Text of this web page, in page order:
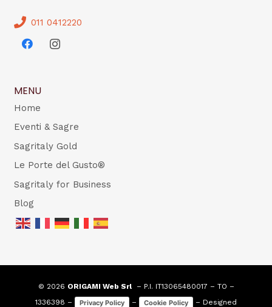
011 0412220
MENU
Home
Eventi & Sagre
Sagritaly Gold
Le Porte del Gusto®
Sagritaly for Business
Blog
© 2026 ORIGAMI Web Srl– P.I. IT13065480017 – TO –
1336398 –
Privacy Policy – Cookie Policy – Designed